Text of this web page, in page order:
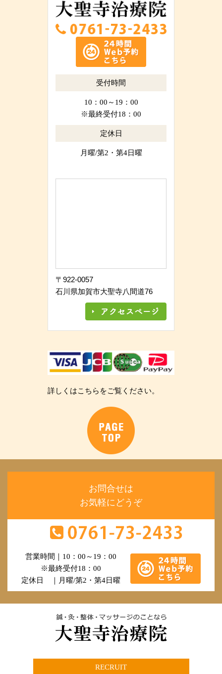
受付時間
10：00～19：00
※最終受付18：00
定休日
月曜/第2・第4日曜
〒922-0057
石川県加賀市大聖寺八間道76
詳しくはこちらをご覧ください。
お問合せは
お気軽にどうぞ
営業時間｜10：00～19：00
※最終受付18：00
定休日 ｜月曜/第2・第4日曜
RECRUIT